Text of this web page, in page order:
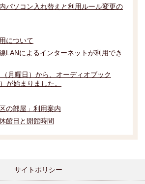
パソコン入れ替えと利用ルール変更の
について
LANによるインターネットが利用でき
月曜日）から、オーディオブック
が始まりました。
の部屋」利用案内
館日と開館時間
サイトポリシー